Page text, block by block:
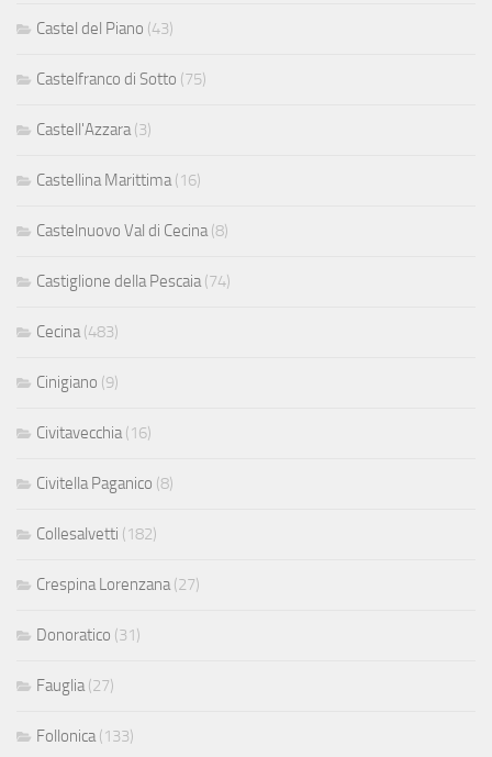
Castel del Piano (43)
Castelfranco di Sotto (75)
Castell'Azzara (3)
Castellina Marittima (16)
Castelnuovo Val di Cecina (8)
Castiglione della Pescaia (74)
Cecina (483)
Cinigiano (9)
Civitavecchia (16)
Civitella Paganico (8)
Collesalvetti (182)
Crespina Lorenzana (27)
Donoratico (31)
Fauglia (27)
Follonica (133)